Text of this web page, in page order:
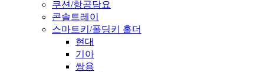
쿠션/항공담요
콘솔트레이
스마트키/폴딩키 홀더
현대
기아
쌍용